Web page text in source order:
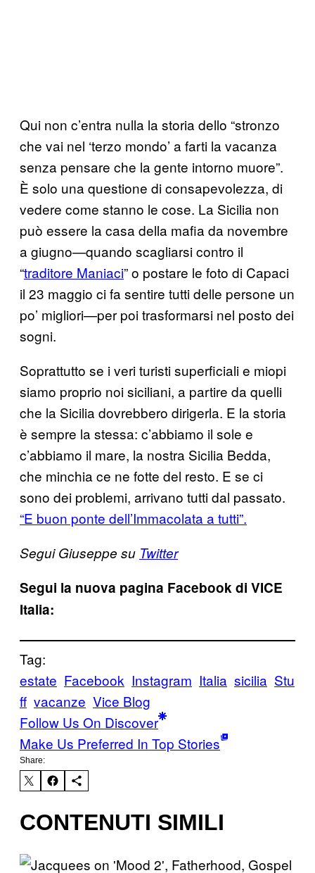
Qui non c’entra nulla la storia dello “stronzo
che vai nel ‘terzo mondo’ a farti la vacanza
senza pensare che la gente intorno muore”.
È solo una questione di consapevolezza, di
vedere come stanno le cose. La Sicilia non
può essere la casa della mafia da novembre
a giugno—quando scagliarsi contro il
“traditore Maniaci” o postare le foto di Capaci
il 23 maggio ci fa sentire tutti delle persone un
po’ migliori—per poi trasformarsi nel posto dei
sogni.
Soprattutto se i veri turisti superficiali e miopi
siamo proprio noi siciliani, a partire da quelli
che la Sicilia dovrebbero dirigerla. E la storia
è sempre la stessa: c’abbiamo il sole e
c’abbiamo il mare, la nostra Sicilia Bedda,
che minchia ce ne fotte del resto. E se ci
sono dei problemi, arrivano tutti dal passato.
“E buon ponte dell’Immacolata a tutti”.
Segui Giuseppe su Twitter
Segui la nuova pagina Facebook di VICE
Italia:
Tag:
estate Facebook Instagram Italia sicilia Stu
ff vacanze Vice Blog
Follow Us On Discover
Make Us Preferred In Top Stories
Share:
CONTENUTI SIMILI